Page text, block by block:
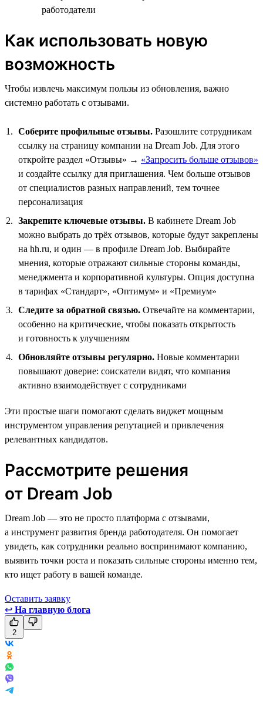
работодатели
Как использовать новую
возможность
Чтобы извлечь максимум пользы из обновления, важно
системно работать с отзывами.
Соберите профильные отзывы. Разошлите сотрудникам
ссылку на страницу компании на Dream Job. Для этого
откройте раздел «Отзывы» → «Запросить больше отзывов»
и создайте ссылку для приглашения. Чем больше отзывов
от специалистов разных направлений, тем точнее
персонализация
Закрепите ключевые отзывы. В кабинете Dream Job
можно выбрать до трёх отзывов, которые будут закреплены
на hh.ru, и один — в профиле Dream Job. Выбирайте
мнения, которые отражают сильные стороны команды,
менеджмента и корпоративной культуры. Опция доступна
в тарифах «Стандарт», «Оптимум» и «Премиум»
Следите за обратной связью. Отвечайте на комментарии,
особенно на критические, чтобы показать открытость
и готовность к улучшениям
Обновляйте отзывы регулярно. Новые комментарии
повышают доверие: соискатели видят, что компания
активно взаимодействует с сотрудниками
Эти простые шаги помогают сделать виджет мощным
инструментом управления репутацией и привлечения
релевантных кандидатов.
Рассмотрите решения
от Dream Job
Dream Job — это не просто платформа с отзывами,
а инструмент развития бренда работодателя. Он помогает
увидеть, как сотрудники реально воспринимают компанию,
выявить точки роста и показать сильные стороны именно тем,
кто ищет работу в вашей команде.
Оставить заявку
↩ На главную блога
2